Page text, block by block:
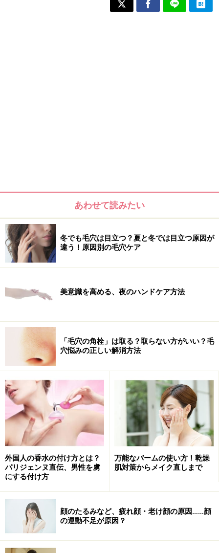
あわせて読みたい
冬でも毛穴は目立つ？夏と冬では目立つ原因が
違う！原因別の毛穴ケア
美意識を高める、夜のハンドケア方法
「毛穴の角栓」は取る？取らない方がいい？毛
穴悩みの正しい解消方法
外国人の香水の付け方とは？
パリジェンヌ直伝、男性を虜
にする付け方
万能なバームの使い方！乾燥
肌対策からメイク直しまで
顔のたるみなど、疲れ顔・老け顔の原因……顔
の運動不足が原因？